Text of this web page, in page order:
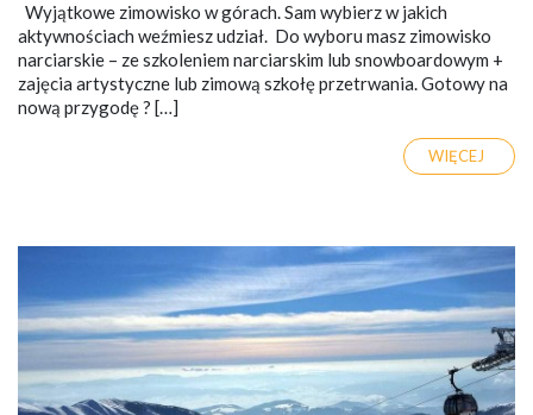
Wyjątkowe zimowisko w górach. Sam wybierz w jakich
aktywnościach weźmiesz udział. Do wyboru masz zimowisko
narciarskie – ze szkoleniem narciarskim lub snowboardowym +
zajęcia artystyczne lub zimową szkołę przetrwania. Gotowy na
nową przygodę ? […]
WIĘCEJ